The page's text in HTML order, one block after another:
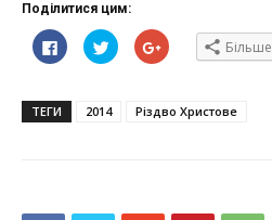
Поділитися цим:
Click
to
share
у
новому
Click
to
share
у
новому
Click
to
(Відкривається
у
Більше
ТЕГИ 2014 Різдво Христове